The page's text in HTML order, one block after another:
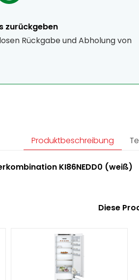
zurückgeben
Rückgabe und Abholung von
Produktbeschreibung
KI86NEDD0 (weiß)
Diese